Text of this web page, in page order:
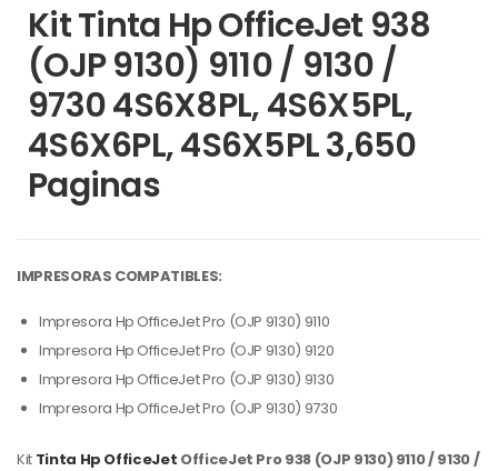
Kit Tinta Hp OfficeJet 938
(OJP 9130) 9110 / 9130 /
9730 4S6X8PL, 4S6X5PL,
4S6X6PL, 4S6X5PL 3,650
Paginas
IMPRESORAS COMPATIBLES:
Impresora Hp OfficeJet Pro (OJP 9130) 9110
Impresora Hp OfficeJet Pro (OJP 9130) 9120
Impresora Hp OfficeJet Pro (OJP 9130) 9130
Impresora Hp OfficeJet Pro (OJP 9130) 9730
Kit Tinta Hp OfficeJet OfficeJet Pro 938 (OJP 9130) 9110 / 9130 /